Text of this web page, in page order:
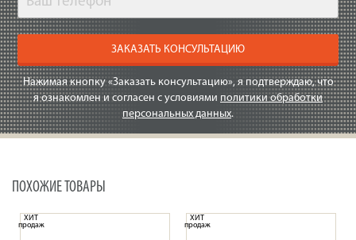
ЗАКАЗАТЬ КОНСУЛЬТАЦИЮ
Нажимая кнопку «Заказать консультацию», я подтверждаю, что
я ознакомлен и согласен с условиями политики обработки
персональных данных.
ПОХОЖИЕ ТОВАРЫ
ХИТ
продаж
ХИТ
продаж